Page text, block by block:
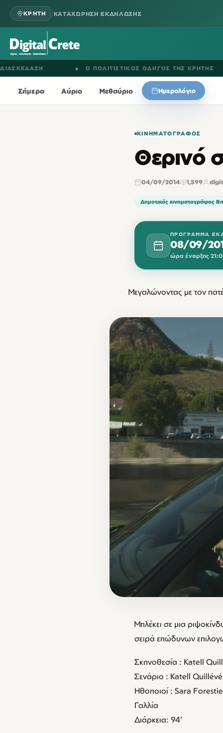
ΚΡΗΤΗ ΚΑΤΑΧΩΡΗΣΗ ΕΚΔΗΛΩΣΗΣ
Ο ΠΟΛΙΤΙΣΤΙΚΟΣ ΟΔΗΓΟΣ ΤΗΣ ΚΡΗΤΗΣ
Σήμερα Αύριο Μεθαύριο Ημερολόγιο
ΚΙΝΗΜΑΤΟΓΡΆΦΟΣ
Θερινό
04/09/2014 1,599
Δημοτικός κινηματογράφος
ΠΡΌΓΡΑΜΜΑ
08/09/
ώρα έναρξης
Μεγαλώνοντας με τον
Mπλέκει σε μια
σειρά επώδυνων
Σκηνοθεσία : Katell
Σενάριο : Katell
Ηθοποιοί : Sara
Γαλλία
Διάρκεια: 94’